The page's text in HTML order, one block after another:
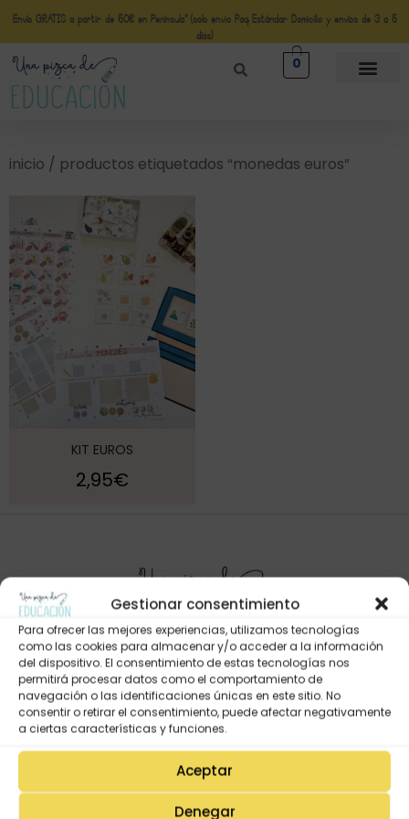
Gestionar consentimiento
Para ofrecer las mejores experiencias, utilizamos tecnologías
como las cookies para almacenar y/o acceder a la información
del dispositivo. El consentimiento de estas tecnologías nos
permitirá procesar datos como el comportamiento de
navegación o las identificaciones únicas en este sitio. No
consentir o retirar el consentimiento, puede afectar negativamente
a ciertas características y funciones.
Aceptar
Denegar
Envío GRATIS a partir de 50€ en Península* (solo envio Paq Estándar Domicilio y envíos de 3 a 5
días)
0
inicio / productos etiquetados “monedas euros”
KIT EUROS
2,95€
Mi Cuenta
Lista de deseos
Mi Perfil
Descargas
Estado de mi pedido